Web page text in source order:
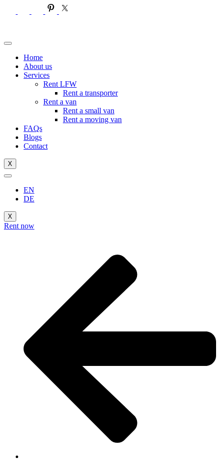
Home
About us
Services
Rent LFW
Rent a transporter
Rent a van
Rent a small van
Rent a moving van
FAQs
Blogs
Contact
X
EN
DE
X
Rent now